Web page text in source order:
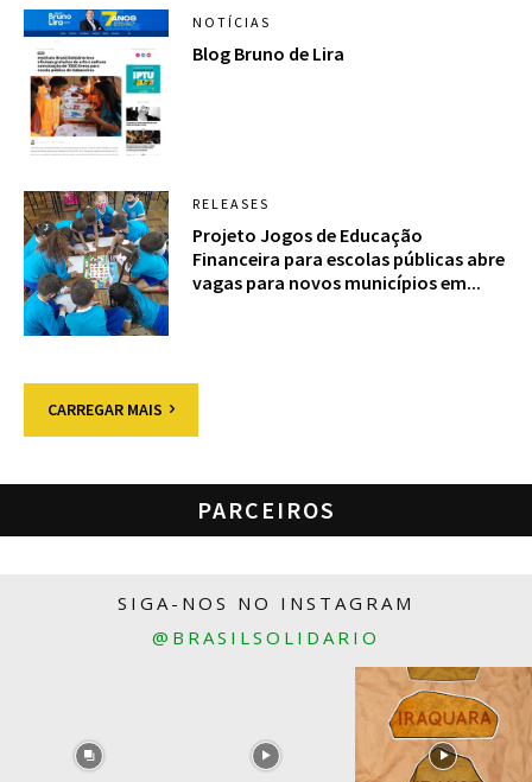
NOTÍCIAS
Blog Bruno de Lira
RELEASES
Projeto Jogos de Educação
Financeira para escolas públicas abre
vagas para novos municípios em...
CARREGAR MAIS
PARCEIROS
SIGA-NOS NO INSTAGRAM
@BRASILSOLIDARIO